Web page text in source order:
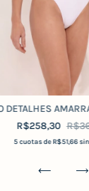
DETALHES
R$258,30
5 cuotas deR$51,66